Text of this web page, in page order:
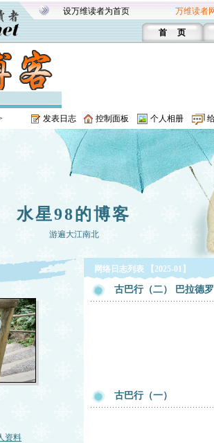
设万维读者为首页 万维读者
首 页
发表日志 控制面板 个人相册
水星98的博客
游遍大江南北
资料
网络日志列表 【2025-01】
古巴行（二） 巴拉德
古巴行（一）